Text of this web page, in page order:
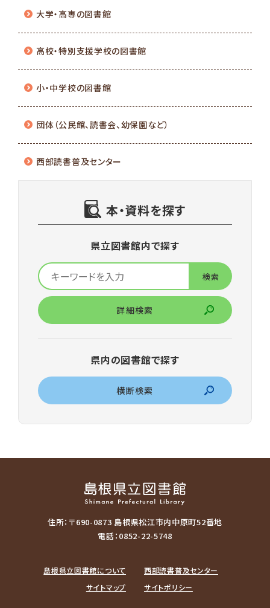
大学・高専の図書館
高校・特別支援学校の図書館
小・中学校の図書館
団体（公民館、読書会、幼保園など）
西部読書普及センター
本・資料を探す
県立図書館内で探す
詳細検索
県内の図書館で探す
横断検索
住所：〒690-0873 島根県松江市内中原町52番地
電話：0852-22-5748
島根県立図書館について
西部読書普及センター
サイトマップ
サイトポリシー